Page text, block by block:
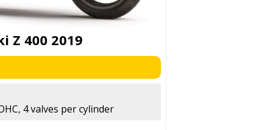
Z 400 2019
4 valves per cylinder